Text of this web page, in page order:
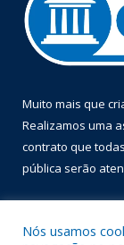
Muito mais que
Realizamos uma
contrato que
pública serão
Nós usamos